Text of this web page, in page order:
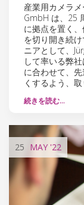
産業用カメラ
GmbH は、25
に拠点を置く
を切り開き続
ニアとして、
して率いる弊
に合わせて、
くするよう、
続きを読む…
25 MAY '22